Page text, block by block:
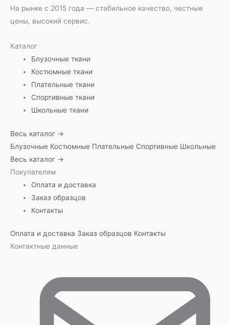
На рынке с 2015 года — стабильное качество, честные
цены, высокий сервис.
Каталог
Блузочные ткани
Костюмные ткани
Плательные ткани
Спортивные ткани
Школьные ткани
Весь каталог →
Блузочные Костюмные Плательные Спортивные Школьные
Весь каталог →
Покупателям
Оплата и доставка
Заказ образцов
Контакты
Оплата и доставка Заказ образцов Контакты
Контактные данные